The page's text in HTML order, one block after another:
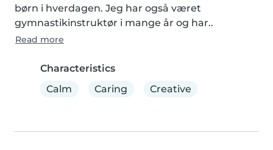
børn i hverdagen. Jeg har også været
gymnastikinstruktør i mange år og har..
Read more
Characteristics
Calm
Caring Creative